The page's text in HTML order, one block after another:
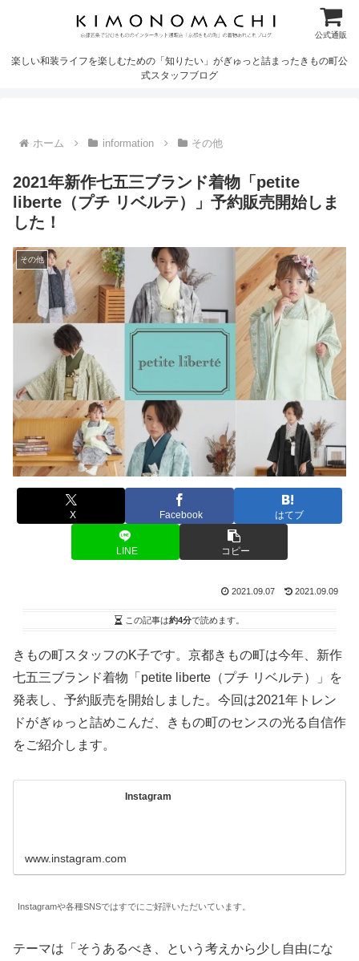
公式通販
楽しい和装ライフを楽しむための「知りたい」がぎゅっと詰まったきもの町公
式スタッフブログ
ホーム information その他
2021年新作七五三ブランド着物「petite
liberte（プチ リベルテ）」予約販売開始しま
した！
その他
X Facebook はてブ
LINE コピー
2021.09.07 2021.09.09
この記事は約4分で読めます。
きもの町スタッフのK子です。京都きもの町は今年、新作
七五三ブランド着物「petite liberte（プチ リベルテ）」を
発表し、予約販売を開始しました。今回は2021年トレン
ドがぎゅっと詰めこんだ、きもの町のセンスの光る自信作
をご紹介します。
Instagram
www.instagram.com
Instagramや各種SNSではすでにご好評いただいています。
テーマは「そうあるべき、という考えから少し自由にな